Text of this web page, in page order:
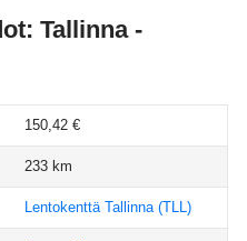
Tallinna -
150,42 €
233 km
Lentokenttä Tallinna(TLL)